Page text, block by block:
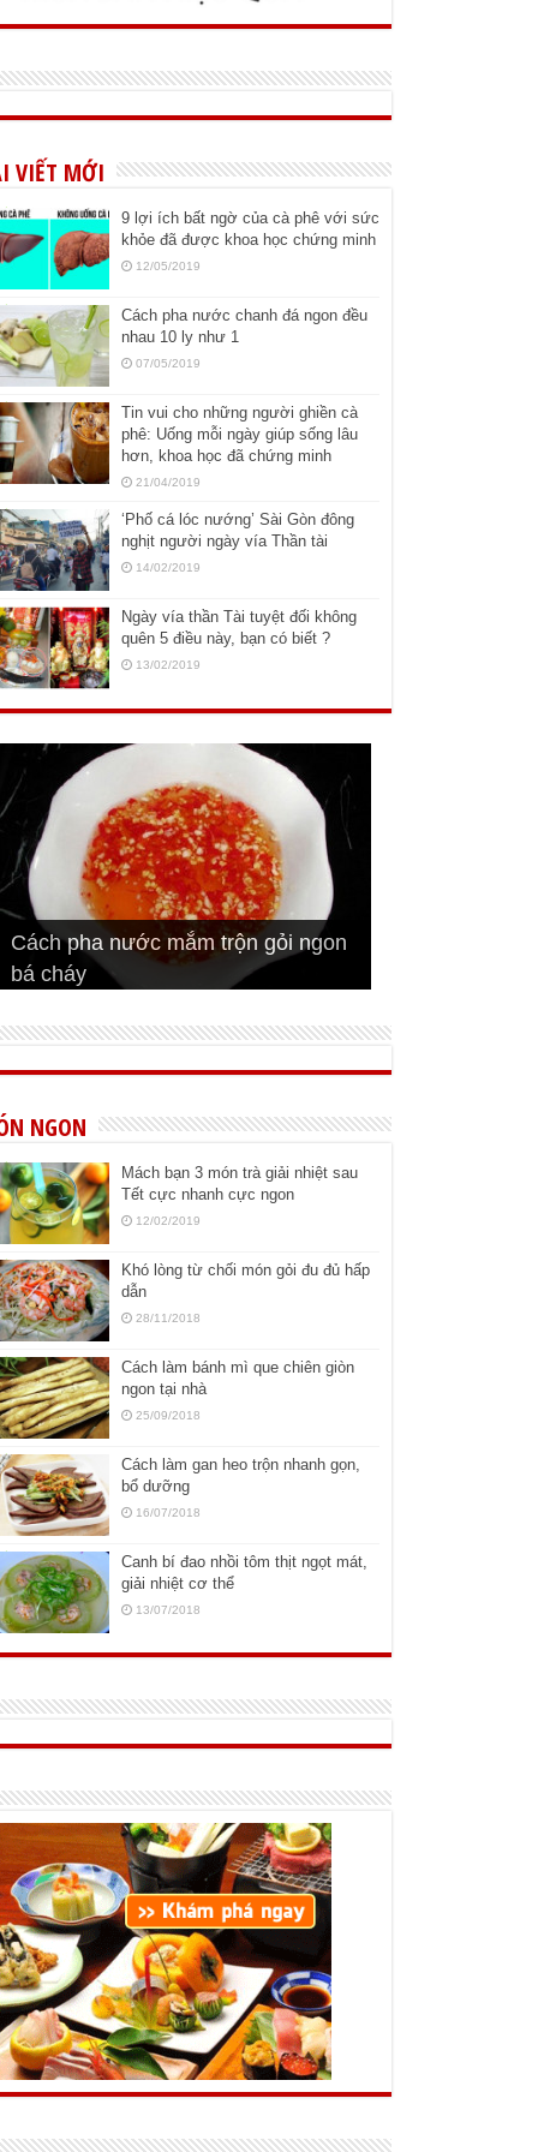
VIẾT MỚI
9 lợi ích bất ngờ của cà phê với sức
khỏe đã được khoa học chứng minh
12/05/2019
Cách pha nước chanh đá ngon đều
nhau 10 ly như 1
07/05/2019
Tin vui cho những người ghiền cà
phê: Uống mỗi ngày giúp sống lâu
hơn, khoa học đã chứng minh
21/04/2019
‘Phố cá lóc nướng’ Sài Gòn đông
nghịt người ngày vía Thần tài
14/02/2019
Ngày vía thần Tài tuyệt đối không
quên 5 điều này, bạn có biết ?
13/02/2019
Cách pha nước mắm trộn gỏi ngon
bá cháy
Bí quyết để chiên đậu hũ giòn ngon
Cách ướp sườn non nướng ngon
đúng vị
Cách ướp thịt heo chiên ngon mềm
Bật mí cách ướp sườn cơm tấm
ngon
NGON
Mách bạn 3 món trà giải nhiệt sau
Tết cực nhanh cực ngon
12/02/2019
Khó lòng từ chối món gỏi đu đủ hấp
dẫn
28/11/2018
Cách làm bánh mì que chiên giòn
ngon tại nhà
25/09/2018
Cách làm gan heo trộn nhanh gọn,
bổ dưỡng
16/07/2018
Canh bí đao nhồi tôm thịt ngọt mát,
giải nhiệt cơ thể
13/07/2018